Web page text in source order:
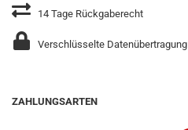
14 Tage Rückgaberecht
Verschlüsselte Datenübertragung
ZAHLUNGSARTEN